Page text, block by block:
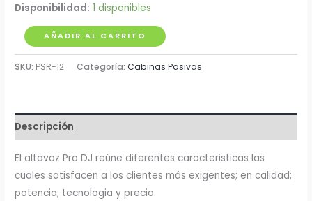
Disponibilidad: 1 disponibles
Cabina
Pasiva
12"
Dj
cantidad
AÑADIR AL CARRITO
SKU: PSR-12 Categoría:Cabinas Pasivas
Descripción
El altavoz Pro DJ reúne diferentes caracteristicas las
cuales satisfacen a los clientes más exigentes; en calidad;
potencia; tecnologia y precio.